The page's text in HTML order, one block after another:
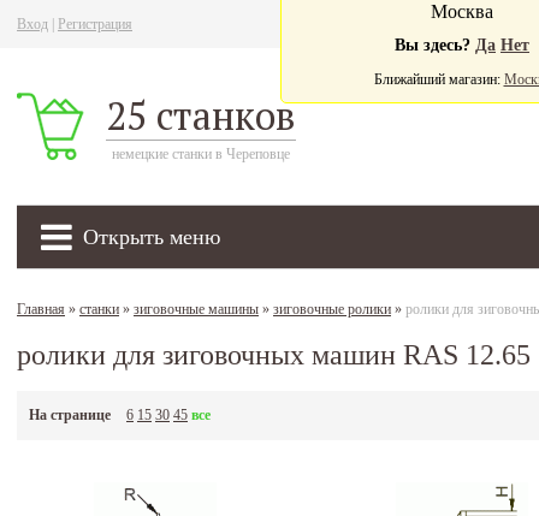
Вход Регистрация
25 станков
немецкие станки в Череповце
Открыть меню
Москва
Вы здесь? Да Нет
Ближайший магазин:
Главная » станки » зиговочные машины » зиговочные ролики » ролики для
ролики для зиговочных машин RAS 12.65
На странице 6 15 30 45 все